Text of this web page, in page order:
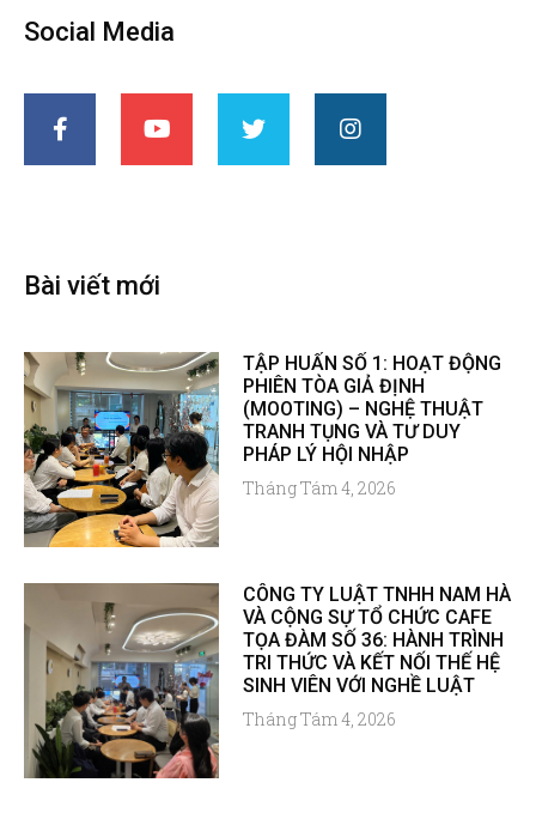
Social Media
Bài viết mới
TẬP HUẤN SỐ 1: HOẠT ĐỘNG
PHIÊN TÒA GIẢ ĐỊNH
(MOOTING) – NGHỆ THUẬT
TRANH TỤNG VÀ TƯ DUY
PHÁP LÝ HỘI NHẬP
Tháng Tám 4, 2026
CÔNG TY LUẬT TNHH NAM HÀ
VÀ CỘNG SỰ TỔ CHỨC CAFE
TỌA ĐÀM SỐ 36: HÀNH TRÌNH
TRI THỨC VÀ KẾT NỐI THẾ HỆ
SINH VIÊN VỚI NGHỀ LUẬT
Tháng Tám 4, 2026